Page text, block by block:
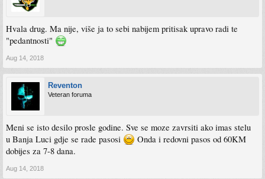
Hvala drug. Ma nije, više ja to sebi nabijem pritisak upravo radi te
"pedantnosti"
Aug 14, 2018
Reventon
Veteran foruma
Meni se isto desilo prosle godine. Sve se moze zavrsiti ako imas stelu
u Banja Luci gdje se rade pasosi
Onda i redovni pasos od 60KM
dobijes za 7-8 dana.
Aug 14, 2018